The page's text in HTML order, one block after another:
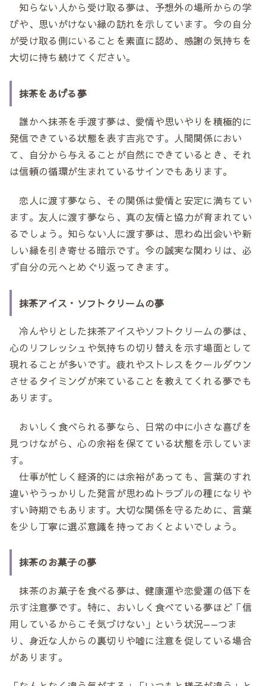
知らない人から受け取る夢は、予想外の場所からの学
びや、思いがけない縁の訪れを示しています。今の自分
が受け取る側にいることを素直に認め、感謝の気持ちを
大切に持ち続けてください。
抹茶をあげる夢
誰かへ抹茶を手渡す夢は、愛情や思いやりを積極的に
発信できている状態を表す吉兆です。人間関係におい
て、自分から与えることが自然にできているとき、それ
は信頼の循環が生まれているサインでもあります。
恋人に渡す夢なら、その関係は愛情と安定に満ちてい
ます。友人に渡す夢なら、真の友情と協力が育まれてい
るでしょう。知らない人に渡す夢は、思わぬ出会いや新
しい縁を引き寄せる暗示です。今の誠実な関わりは、必
ず自分の元へとめぐり返ってきます。
抹茶アイス・ソフトクリームの夢
冷んやりとした抹茶アイスやソフトクリームの夢は、
心のリフレッシュや気持ちの切り替えを示す場面として
現れることが多いです。疲れやストレスをクールダウン
させるタイミングが来ていることを教えてくれる夢でも
あります。
おいしく食べられる夢なら、日常の中に小さな喜びを
見つけながら、心の余裕を保てている状態を示していま
す。
仕事が忙しく経済的には余裕があっても、言葉のすれ
違いやうっかりした発言が思わぬトラブルの種になりや
すい時期でもあります。大切な関係を守るために、言葉
を少し丁寧に選ぶ意識を持っておくとよいでしょう。
抹茶のお菓子の夢
抹茶のお菓子を食べる夢は、健康運や恋愛運の低下を
示す注意夢です。特に、おいしく食べている夢ほど「信
用しているからこそ気づけない」という状況——つま
り、身近な人からの裏切りや嘘に注意を促している場合
があります。